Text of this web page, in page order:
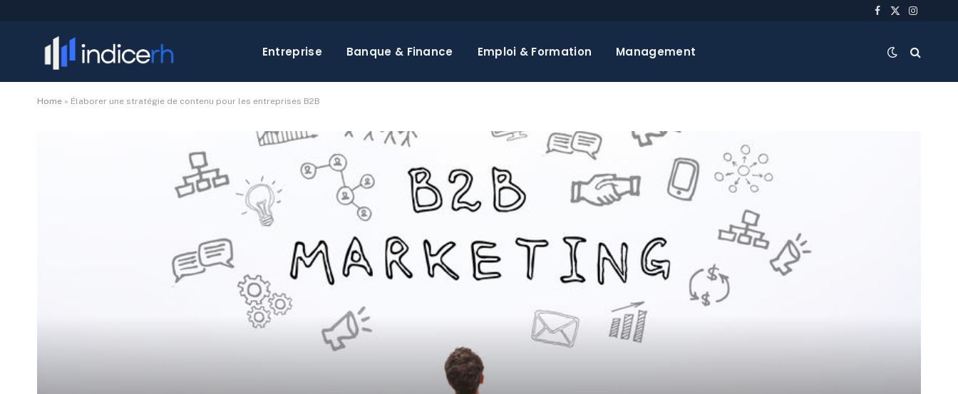
Facebook
X
Entreprise Banque & Finance Emploi & Formation Management
Home » Élaborer une stratégie de contenu pour les entreprises B2B